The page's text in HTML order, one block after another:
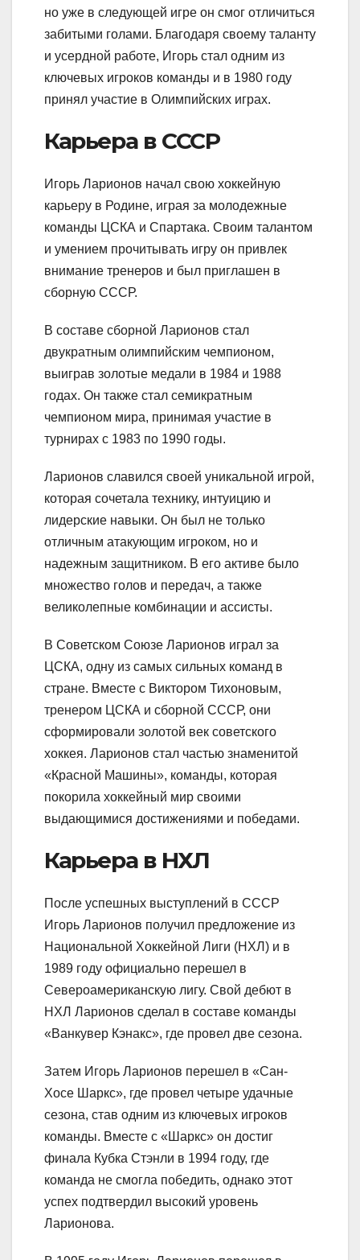
но уже в следующей игре он смог отличиться
забитыми голами. Благодаря своему таланту
и усердной работе, Игорь стал одним из
ключевых игроков команды и в 1980 году
принял участие в Олимпийских играх.
Карьера в СССР
Игорь Ларионов начал свою хоккейную
карьеру в Родине, играя за молодежные
команды ЦСКА и Спартака. Своим талантом
и умением прочитывать игру он привлек
внимание тренеров и был приглашен в
сборную СССР.
В составе сборной Ларионов стал
двукратным олимпийским чемпионом,
выиграв золотые медали в 1984 и 1988
годах. Он также стал семикратным
чемпионом мира, принимая участие в
турнирах с 1983 по 1990 годы.
Ларионов славился своей уникальной игрой,
которая сочетала технику, интуицию и
лидерские навыки. Он был не только
отличным атакующим игроком, но и
надежным защитником. В его активе было
множество голов и передач, а также
великолепные комбинации и ассисты.
В Советском Союзе Ларионов играл за
ЦСКА, одну из самых сильных команд в
стране. Вместе с Виктором Тихоновым,
тренером ЦСКА и сборной СССР, они
сформировали золотой век советского
хоккея. Ларионов стал частью знаменитой
«Красной Машины», команды, которая
покорила хоккейный мир своими
выдающимися достижениями и победами.
Карьера в НХЛ
После успешных выступлений в СССР
Игорь Ларионов получил предложение из
Национальной Хоккейной Лиги (НХЛ) и в
1989 году официально перешел в
Североамериканскую лигу. Свой дебют в
НХЛ Ларионов сделал в составе команды
«Ванкувер Кэнакс», где провел две сезона.
Затем Игорь Ларионов перешел в «Сан-
Хосе Шаркс», где провел четыре удачные
сезона, став одним из ключевых игроков
команды. Вместе с «Шаркс» он достиг
финала Кубка Стэнли в 1994 году, где
команда не смогла победить, однако этот
успех подтвердил высокий уровень
Ларионова.